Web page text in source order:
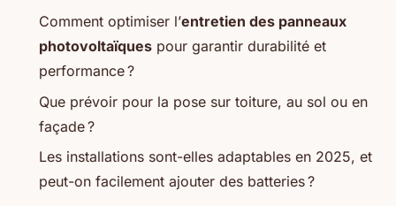
Comment optimiser l’entretien des panneaux
photovoltaïques pour garantir durabilité et
performance ?
Que prévoir pour la pose sur toiture, au sol ou en
façade ?
Les installations sont-elles adaptables en 2025, et
peut-on facilement ajouter des batteries ?